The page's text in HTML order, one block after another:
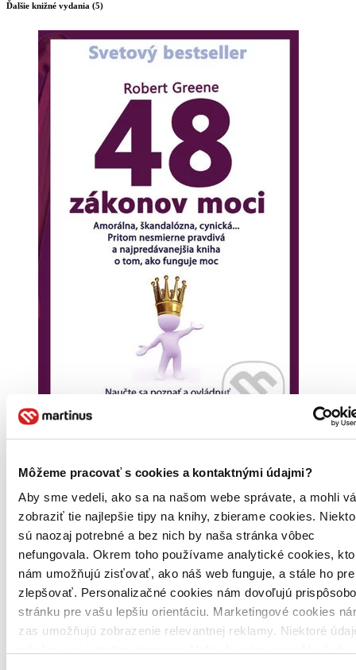
Môžeme pracovať s cookies a kontaktnými údajmi?
Aby sme vedeli, ako sa na našom webe správate, a mohli
zobraziť tie najlepšie tipy na knihy, zbierame cookies.
sú naozaj potrebné a bez nich by naša stránka vôbec
nefungovala. Okrem toho používame analytické cookies,
nám umožňujú zisťovať, ako náš web funguje, a stále ho
zlepšovať. Personalizačné cookies nám dovoľujú
stránku pre vašu lepšiu orientáciu. Marketingové cookies
zas umožňujú zobrazenie relevantnej reklamy. Niektoré
Ďalšie knižné vydania (5)
Brožovaná väzba
Na sklade > 5 ks
Táto kniha sa môže na cestu ku vám vybrať prakticky
okamžite! Ak si ju objednáte do 13:00 v pracovný deň,
odošleme vám ju ešte dnes, inak najneskôr nasledujúci
pracovný deň.
12,00 €
Vložiť do košíka